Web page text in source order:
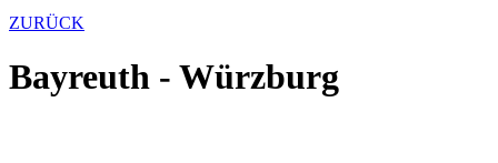
ZURÜCK
Bayreuth - Würzburg